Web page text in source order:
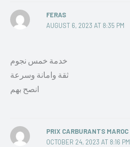
FERAS
AUGUST 6, 2023 AT 8:35 PM
خدمة خمس نجوم
ثقة وامانة وسرعة
انصح بهم
PRIX CARBURANTS MAROC
OCTOBER 24, 2023 AT 8:16 PM